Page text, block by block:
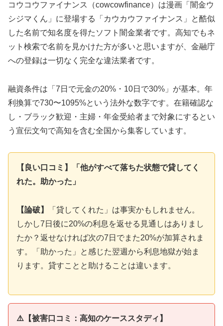
コウコウファイナンス（cowcowfinance）は漫画「闇金ウ
シジマくん」に登場する「カウカウファイナンス」と酷似
した名前で知名度を得たソフト闇金業者です。高知でもネ
ット検索で名前を見かけた方が多いと思いますが、金融庁
への登録は一切なく完全な違法業者です。
融資条件は「7日で元金の20%・10日で30%」が基本。年
利換算で730〜1095%という法外な数字です。在籍確認な
し・ブラック歓迎・主婦・年金受給者まで対象にするとい
う宣伝文句で高知を含む全国から集客しています。
【良い口コミ】「他がすべて落ちた状態で貸してく
れた。助かった」
【論破】
「貸してくれた」は事実かもしれません。
しかし7日後に20%の利息を返せる見通しはありまし
たか？返せなければ次の7日でまた20%が加算されま
す。「助かった」と感じた翌週から利息地獄が始ま
ります。貸すことと助けることは違います。
⚠️【被害口コミ：高知のケーススタディ】